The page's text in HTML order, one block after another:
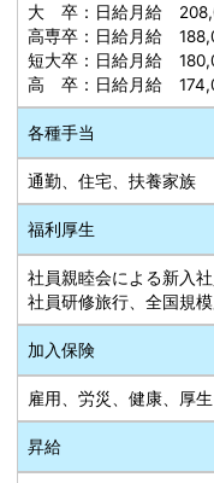
大 卒：日給月給
高専卒：日給月給
短大卒：日給月給
高 卒：日給月給
各種手当
通勤、住宅、扶養家族
福利厚生
社員親睦会による新入
社員研修旅行、全国規
加入保険
雇用、労災、健康、厚生
昇給